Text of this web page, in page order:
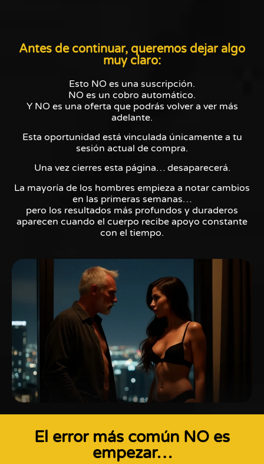
Antes de continuar, queremos dejar algo
muy claro:
Esto NO es una suscripción.
NO es un cobro automático.
Y NO es una oferta que podrás volver a ver más
adelante.
Esta oportunidad está vinculada únicamente a tu
sesión actual de compra.
Una vez cierres esta página… desaparecerá.
La mayoría de los hombres empieza a notar cambios
en las primeras semanas…
pero los resultados más profundos y duraderos
aparecen cuando el cuerpo recibe apoyo constante
con el tiempo.
El error más común NO es
empezar…